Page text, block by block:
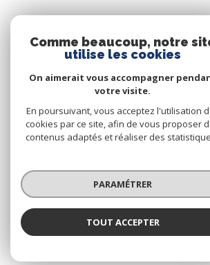
Nous suivre
© 2026 | Tous droits réservés
Nos honoraires
Nos partenaires
Comme beaucoup, notre
utilise les cookies
On aimerait vous accompagner
votre visite.
En poursuivant, vous acceptez l'utilisation
cookies par ce site, afin de vous proposer
contenus adaptés et réaliser des
PARAMÉTRER
TOUT ACCEPTER